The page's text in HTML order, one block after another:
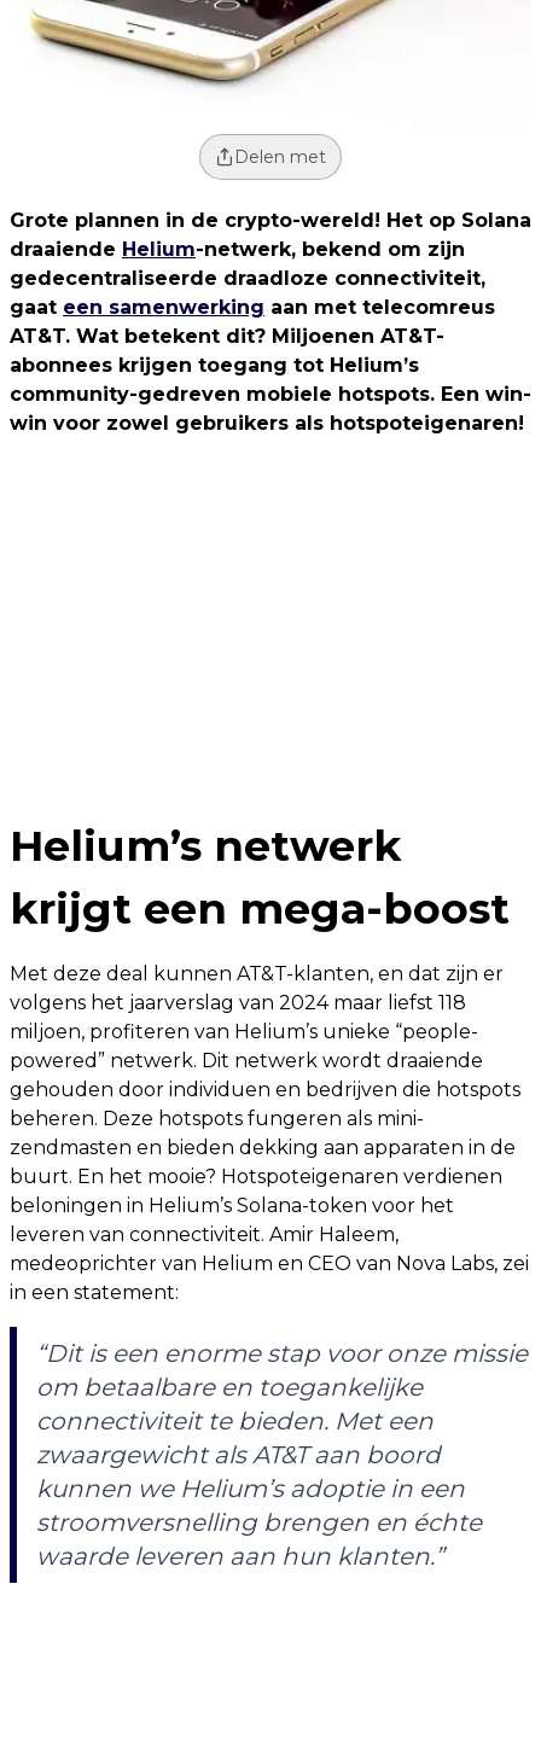
Delen met
Grote plannen in de crypto-wereld! Het op Solana
draaiende Helium-netwerk, bekend om zijn
gedecentraliseerde draadloze connectiviteit,
gaat een samenwerking aan met telecomreus
AT&T. Wat betekent dit? Miljoenen AT&T-
abonnees krijgen toegang tot Helium’s
community-gedreven mobiele hotspots. Een win-
win voor zowel gebruikers als hotspoteigenaren!
Helium’s netwerk
krijgt een mega-boost
Met deze deal kunnen AT&T-klanten, en dat zijn er
volgens het jaarverslag van 2024 maar liefst 118
miljoen, profiteren van Helium’s unieke “people-
powered” netwerk. Dit netwerk wordt draaiende
gehouden door individuen en bedrijven die hotspots
beheren. Deze hotspots fungeren als mini-
zendmasten en bieden dekking aan apparaten in de
buurt. En het mooie? Hotspoteigenaren verdienen
beloningen in Helium’s Solana-token voor het
leveren van connectiviteit. Amir Haleem,
medeoprichter van Helium en CEO van Nova Labs, zei
in een statement:
“Dit is een enorme stap voor onze missie
om betaalbare en toegankelijke
connectiviteit te bieden. Met een
zwaargewicht als AT&T aan boord
kunnen we Helium’s adoptie in een
stroomversnelling brengen en échte
waarde leveren aan hun klanten.”